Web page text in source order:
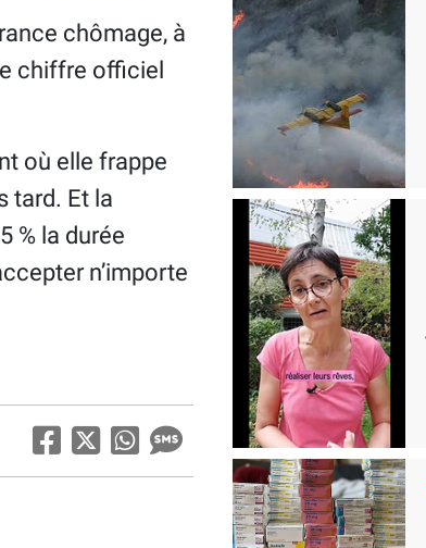
chômage, à
chiffre officiel
où elle frappe
tard. Et la
% la durée
n’importe